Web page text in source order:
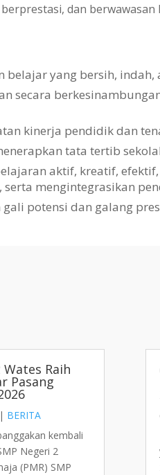
dan berwawasan
belajar yang bersih,
secara
kinerja pendidik dan
tata tertib
aktif, kreatif,
serta mengintegrasikan
potensi dan galang
Raih
Pasang
| BERITA
kembali
Negeri 2
(PMR) SMP